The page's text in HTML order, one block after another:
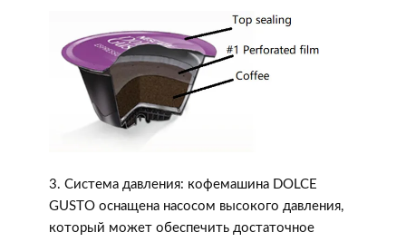
3. Система давления: кофемашина DOLCE
GUSTO оснащена насосом высокого давления,
который может обеспечить достаточное